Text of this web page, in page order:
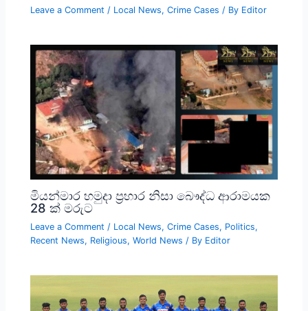
Leave a Comment / Local News,Crime Cases / By Editor
මියන්මාර හමුදා ප්‍රහාර නිසා බෞද්ධ ආරාමයක
28 ක් මරුට
Leave a Comment / Local News,Crime Cases, Politics,
Recent News, Religious,World News / By Editor